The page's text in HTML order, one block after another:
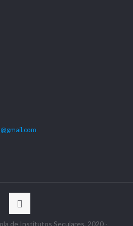
de Institutos Seculares, 2020 -